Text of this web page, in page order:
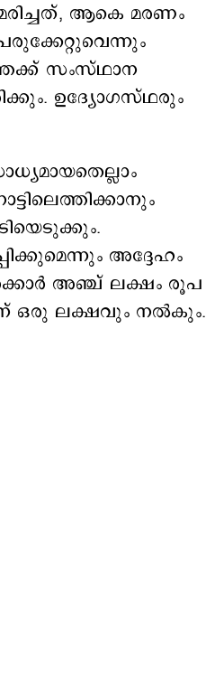
ആകെ മരണം
സംസ്ഥാന
ഉദ്യോഗസ്ഥരും
അദ്ദേഹം
അഞ്ച് ലക്ഷം രൂപ
ഒരു ലക്ഷവും നല്‍കും.